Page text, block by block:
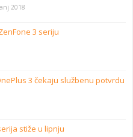
2018
3 seriju
3 čekaju službenu potvrdu
stiže u lipnju